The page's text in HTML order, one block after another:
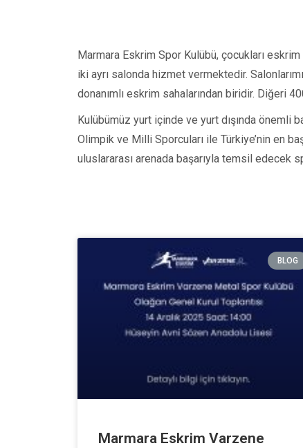
Marmara Eskrim Spor Kulübü, çocukları
iki ayrı salonda hizmet vermektedir.
donanımlı eskrim sahalarından biridir. Diğeri
Kulübümüz yurt içinde ve yurt dışında önemli
Olimpik ve Milli Sporcuları ile Türkiye’nin en
uluslararası arenada başarıyla temsil edecek
BLOG
Marmara Eskrim Varzene